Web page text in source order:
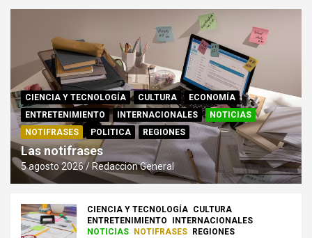
CIENCIA Y TECNOLOGÍA CULTURA
ECONOMÍA
ENTRETENIMIENTO
INTERNACIONALES
NOTICIAS
NOTIFRASES
POLITICA REGIONES
Las notifrases
5 agosto 2026 Redaccion General
CIENCIA Y TECNOLOGÍA CULTURA
ENTRETENIMIENTO
INTERNACIONALES
NOTICIAS
NOTIFRASES REGIONES